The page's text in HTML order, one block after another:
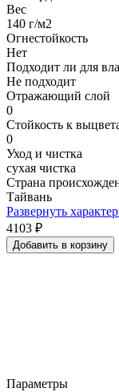
Вес
140 г/м2
Огнестойкость
Нет
Подходит ли для
Не подходит
Отражающий слой
0
Стойкость к
0
Уход и чистка
сухая чистка
Страна
Тайвань
Развернуть
4103 ₽
Добавить в корзину
Параметры